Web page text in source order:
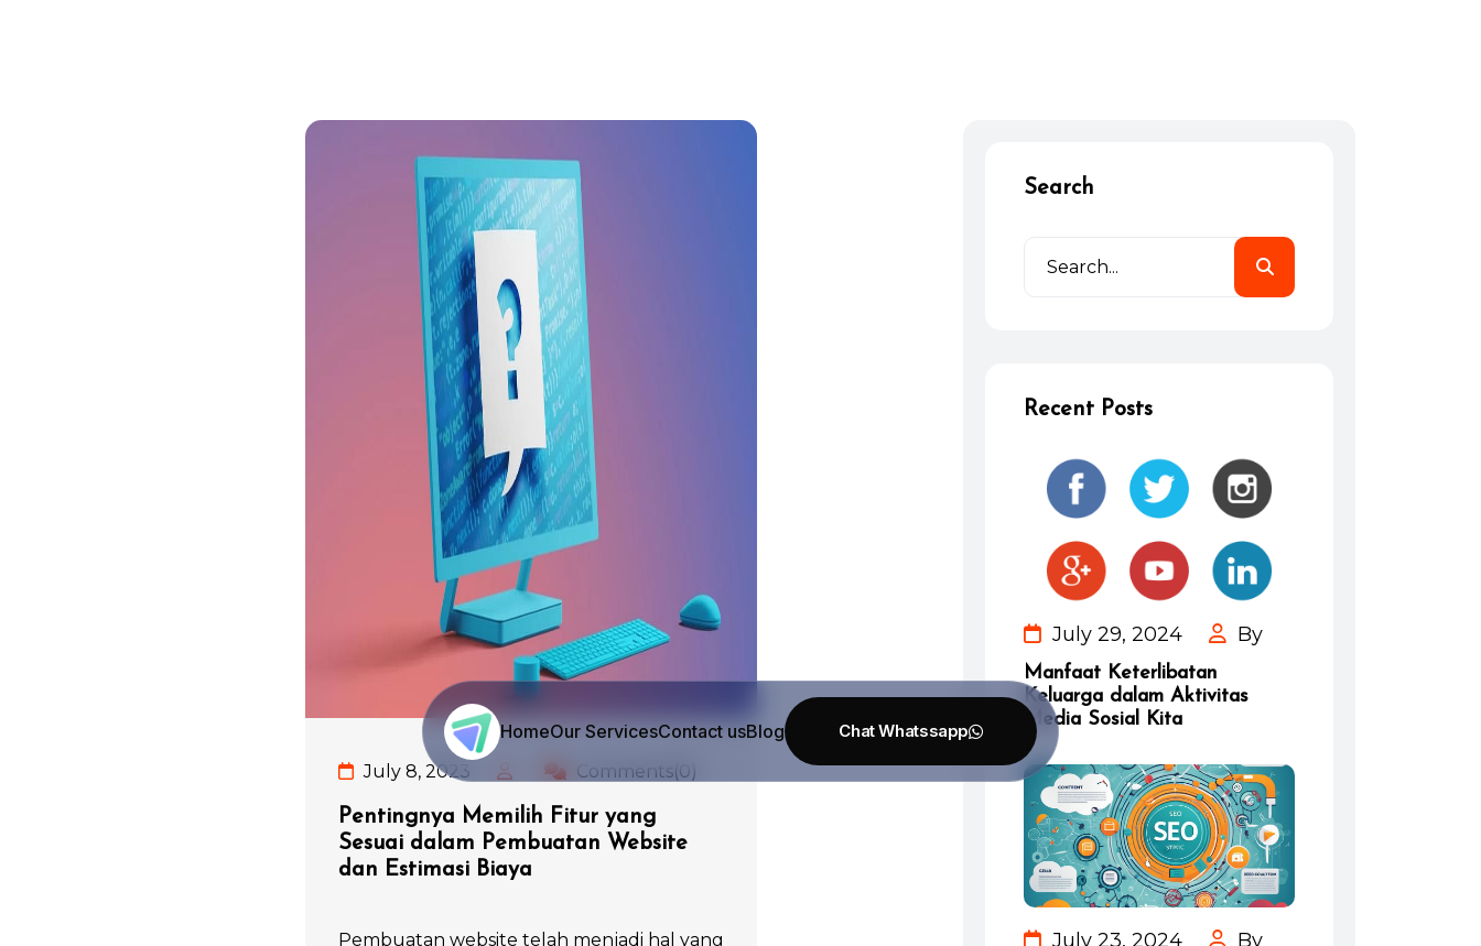
HomeOur ServicesContact usBlog
July 8, 2023 Comments(0)
Pentingnya Memilih Fitur yang
Sesuai dalam Pembuatan Website
dan Estimasi Biaya
Pembuatan website telah menjadi hal yang
Search
Recent Posts
July 29, 2024 By
Manfaat Keterlibatan
Keluarga dalam Aktivitas
Media Sosial Kita
July 23, 2024 By